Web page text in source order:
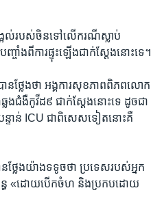
អល់​របស់​ចិន​ទៅ​លើករណី​ស្លាប់​
ាំង​ពី​ការ​ផ្ទុះ​ឡើង​ជាក់​ស្ដែង​នោះ​ទេ។
ថ្លែង​ថា អង្គការ​សុខភាព​ពិភព​លោក​
ង​ជំងឺ​កូវីដ៩ ជាក់​ស្ដែង​នោះ​ទេ ដូចជា​
ន្ទាន់ ICU ជាពិសេស​ទៀត​នោះ​គឺ​
ថ្លែង​យ៉ាង​ទទូច​ថា ប្រទេស​របស់​អ្នក
ន្ធ «ដោយ​បើក​ចំហ និង​ប្រកប​ដោយ​